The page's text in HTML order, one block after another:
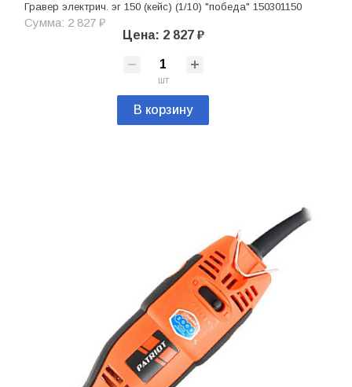
Гравер электрич. эг 150 (кейс) (1/10) "победа" 150301150
Сумма: 2 827 ₽
Цена: 2 827 ₽
шт
В корзину